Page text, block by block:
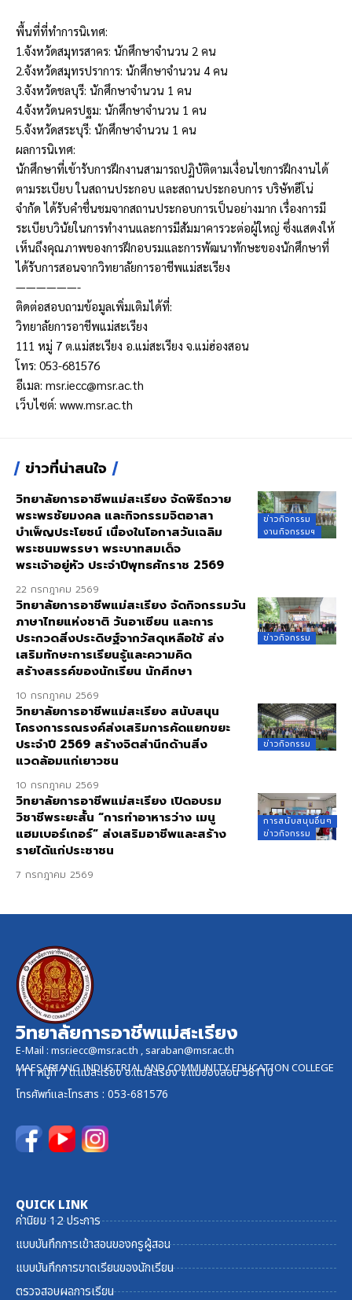
พื้นที่ที่ทำการนิเทศ:
1.จังหวัดสมุทรสาคร: นักศึกษาจำนวน 2 คน
2.จังหวัดสมุทรปราการ: นักศึกษาจำนวน 4 คน
3.จังหวัดชลบุรี: นักศึกษาจำนวน 1 คน
4.จังหวัดนครปฐม: นักศึกษาจำนวน 1 คน
5.จังหวัดสระบุรี: นักศึกษาจำนวน 1 คน
ผลการนิเทศ:
นักศึกษาที่เข้ารับการฝึกงานสามารถปฏิบัติตามเงื่อนไขการฝึกงานได้
ตามระเบียบ ในสถานประกอบ และสถานประกอบการ บริษัทฮีโน่
จำกัด ได้รับคำชื่นชมจากสถานประกอบการเป็นอย่างมาก เรื่องการมี
ระเบียบวินัยในการทำงานและการมีสัมมาคารวะต่อผู้ใหญ่ ซึ่งแสดงให้
เห็นถึงคุณภาพของการฝึกอบรมและการพัฒนาทักษะของนักศึกษาที่
ได้รับการสอนจากวิทยาลัยการอาชีพแม่สะเรียง
——————-
ติดต่อสอบถามข้อมูลเพิ่มเติมได้ที่:
วิทยาลัยการอาชีพแม่สะเรียง
111 หมู่ 7 ต.แม่สะเรียง อ.แม่สะเรียง จ.แม่ฮ่องสอน
โทร: 053-681576
อีเมล: msr.iecc@msr.ac.th
เว็บไซต์: www.msr.ac.th
ข่าวที่น่าสนใจ
ข่าวกิจกรรม
งานกิจกรรมฯ
วิทยาลัยการอาชีพแม่สะเรียง จัดพิธีถวาย
พระพรชัยมงคล และกิจกรรมจิตอาสา
บำเพ็ญประโยชน์ เนื่องในโอกาสวันเฉลิม
พระชนมพรรษา พระบาทสมเด็จ
พระเจ้าอยู่หัว ประจำปีพุทธศักราช 2569
22 กรกฎาคม 2569
ข่าวกิจกรรม
วิทยาลัยการอาชีพแม่สะเรียง จัดกิจกรรมวัน
ภาษาไทยแห่งชาติ วันอาเซียน และการ
ประกวดสิ่งประดิษฐ์จากวัสดุเหลือใช้ ส่ง
เสริมทักษะการเรียนรู้และความคิด
สร้างสรรค์ของนักเรียน นักศึกษา
10 กรกฎาคม 2569
ข่าวกิจกรรม
วิทยาลัยการอาชีพแม่สะเรียง สนับสนุน
โครงการรณรงค์ส่งเสริมการคัดแยกขยะ
ประจำปี 2569 สร้างจิตสำนึกด้านสิ่ง
แวดล้อมแก่เยาวชน
10 กรกฎาคม 2569
การสนับสนุนอื่นๆ
ข่าวกิจกรรม
วิทยาลัยการอาชีพแม่สะเรียง เปิดอบรม
วิชาชีพระยะสั้น “การทำอาหารว่าง เมนู
แฮมเบอร์เกอร์” ส่งเสริมอาชีพและสร้าง
รายได้แก่ประชาชน
7 กรกฎาคม 2569
วิทยาลัยการอาชีพแม่สะเรียง
E-Mail : msr.iecc@msr.ac.th ,saraban@msr.ac.th
MAESARIANG INDUSTRIAL AND COMMUNITY EDUCATION COLLEGE
111 หมู่ที่ 7 ต.แม่สะเรียง อ.แม่สะเรียง จ.แม่ฮ่องสอน 58110
โทรศัพท์และโทรสาร : 053-681576
QUICK LINK
ค่านิยม 12 ประการ
แบบบันทึกการเข้าสอนของครูผู้สอน
แบบบันทึกการขาดเรียนของนักเรียน
ตรวจสอบผลการเรียน